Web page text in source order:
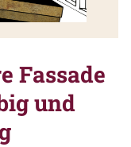
Fassade
und